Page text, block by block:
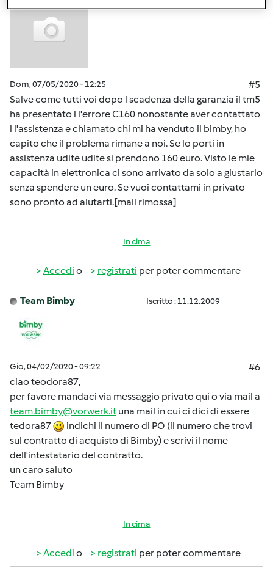
Dom, 07/05/2020 - 12:25
#5
Salve come tutti voi dopo l scadenza della garanzia il tm5
ha presentato l l'errore C160 nonostante aver contattato
l l'assistenza e chiamato chi mi ha venduto il bimby, ho
capito che il problema rimane a noi. Se lo porti in
assistenza udite udite si prendono 160 euro. Visto le mie
capacità in elettronica ci sono arrivato da solo a giustarlo
senza spendere un euro. Se vuoi contattami in privato
sono pronto ad aiutarti.[mail rimossa]
In cima
Accedi o registrati per poter commentare
Team Bimby Iscritto : 11.12.2009
Gio, 04/02/2020 - 09:22
#6
ciao teodora87,
per favore mandaci via messaggio privato qui o via mail a
team.bimby@vorwerk.it una mail in cui ci dici di essere
tedora87
indichi il numero di PO (il numero che trovi
sul contratto di acquisto di Bimby) e scrivi il nome
dell'intestatario del contratto.
un caro saluto
Team Bimby
In cima
Accedi o registrati per poter commentare